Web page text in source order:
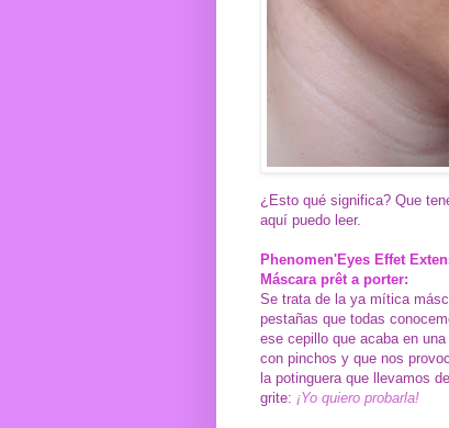
¿Esto qué significa? Que
aquí puedo leer.
Phenomen'Eyes Effet
Máscara prêt a porter:
Se trata de la ya mítica
pestañas que todas
ese cepillo que acaba en
con pinchos y que nos
la potinguera que llevamos
grite: ¡Yo quiero probarla!